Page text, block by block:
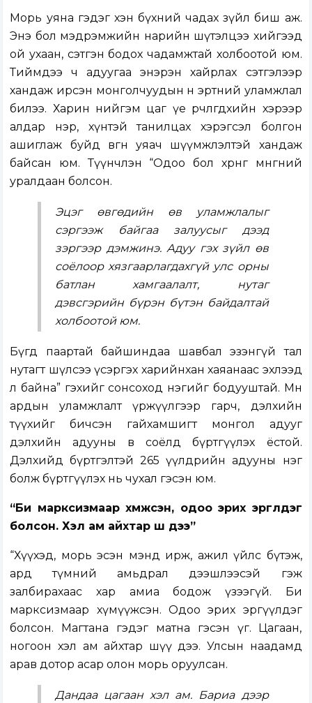
Морь уяна гэдэг хэн бүхний чадах зүйл биш аж.
Энэ бол мэдрэмжийн нарийн шүтэлцээ хийгээд
ой ухаан, сэтгэн бодох чадамжтай холбоотой юм.
Тиймдээ ч адуугаа энэрэн хайрлах сэтгэлээр
хандаж ирсэн монголчуудын өнө эртний уламжлал
билээ. Харин нийгэм цаг үе өөрчлөгдөхийн хэрээр
алдар нэр, хүнтэй танилцах хэрэгсэл болгон
ашиглаж буйд өвгөн уяач шүүмжлэлтэй хандаж
байсан юм. Түүнчлэн “Одоо бол хөрөнгө мөнгөний
уралдаан болсон.
Эцэг өвгөдийн өв уламжлалыг
сэргээж байгаа залуусыг дээд
зэргээр дэмжинэ. Адуу гэх зүйл өв
соёлоор хязгаарлагдахгүй улс орны
батлан хамгаалалт, нутаг
дэвсгэрийн бүрэн бүтэн байдалтай
холбоотой юм.
Бүгд паартай байшиндаа шавбал эзэнгүй тал
нутагт шүлсээ үсэргэх харийнхан хаяанаас эхлээд
л байна” гэхийг сонсоход нэгийг бодууштай. Мөн
ардын уламжлалт үржүүлгээр гарч, дэлхийн
түүхийг бичсэн гайхамшигт монгол адууг
дэлхийн адууны өв соёлд бүртгүүлэх ёстой.
Дэлхийд бүртгэлтэй 265 үүлдрийн адууны нэг
болж бүртгүүлэх нь чухал гэсэн юм.
“Би марксизмаар хүмүүжсэн, одоо эрих эргүүлдэг
болсон. Хэл ам айхтар шүү дээ”
“Хүүхэд, морь эсэн мэнд ирж, ажил үйлс бүтэж,
ард түмний амьдрал дээшлээсэй гэж
залбирахаас хар амиа бодож үзээгүй. Би
марксизмаар хүмүүжсэн. Одоо эрих эргүүлдэг
болсон. Магтана гэдэг матна гэсэн үг. Цагаан,
ногоон хэл ам айхтар шүү дээ. Улсын наадамд
арав дотор асар олон морь оруулсан.
Дандаа цагаан хэл ам. Бариа дээр